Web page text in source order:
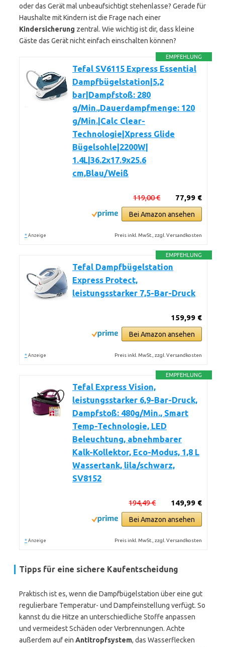
oder das Gerät mal unbeaufsichtigt stehenlasse? Gerade für
Haushalte mit Kindern ist die Frage nach einer
Kindersicherung zentral. Wie wichtig ist dir, dass kleine
Gäste das Gerät nicht einfach einschalten können?
EMPFEHLUNG
Tefal SV6115 Express Essential
Dampfbügelstation|5,2
bar|Dampfstoß: 280
g/Min.,Dauerdampfmenge: 120
g/Min.|Calc Clear-
Technologie|Xpress Glide
Bügelsohle|2200W|
1.4L|36.2x17.9x25.6
cm,Blau/Weiß
77,99 €
119,00 €
Bei Amazon ansehen
* Anzeige Preis inkl. MwSt., zzgl. Versandkosten
EMPFEHLUNG
Tefal Dampfbügelstation
Express Protect,
leistungsstarker 7,5-Bar-Druck
159,99 €
Bei Amazon ansehen
* Anzeige Preis inkl. MwSt., zzgl. Versandkosten
EMPFEHLUNG
Tefal Express Vision,
leistungsstarker 6,9-Bar-Druck,
Dampfstoß: 480g/Min., Smart
Temp-Technologie, LED
Beleuchtung, abnehmbarer
Kalk-Kollektor, Eco-Modus, 1,8 L
Wassertank, lila/schwarz,
SV8152
149,99 €
194,49 €
Bei Amazon ansehen
* Anzeige Preis inkl. MwSt., zzgl. Versandkosten
Tipps für eine sichere Kaufentscheidung
Praktisch ist es, wenn die Dampfbügelstation über eine gut
regulierbare Temperatur- und Dampfeinstellung verfügt. So
kannst du die Hitze an unterschiedliche Stoffe anpassen
und vermeidest Schäden oder Verbrennungen. Achte
außerdem auf ein Antitropfsystem, das Wasserflecken